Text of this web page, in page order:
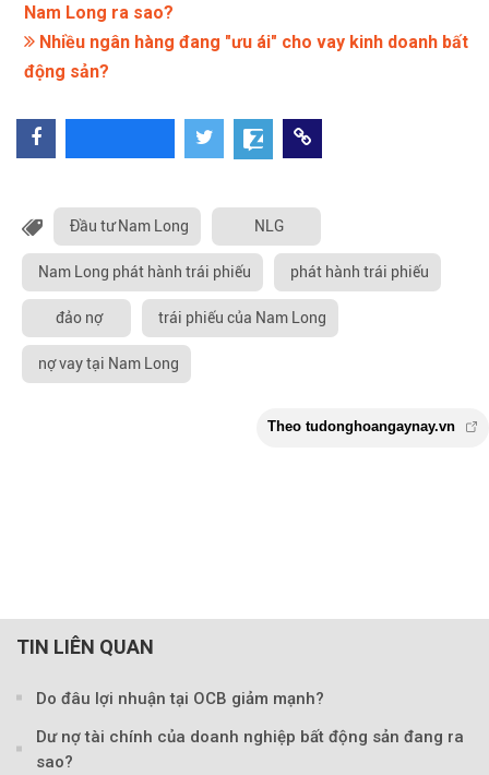
Nam Long ra sao?
Nhiều ngân hàng đang "ưu ái" cho vay kinh doanh bất
động sản?
Đầu tư Nam Long NLG
Nam Long phát hành trái phiếu phát hành trái phiếu
đảo nợ trái phiếu của Nam Long
nợ vay tại Nam Long
TIN LIÊN QUAN
Do đâu lợi nhuận tại OCB giảm mạnh?
Dư nợ tài chính của doanh nghiệp bất động sản đang ra
sao?